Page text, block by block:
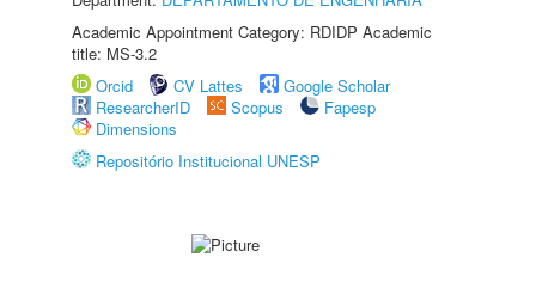
Academic Appointment Category: RDIDP Academic
title: MS-3.2
Orcid
CV Lattes
Google Scholar
ResearcherID
Scopus
Fapesp
Dimensions
Repositório Institucional UNESP